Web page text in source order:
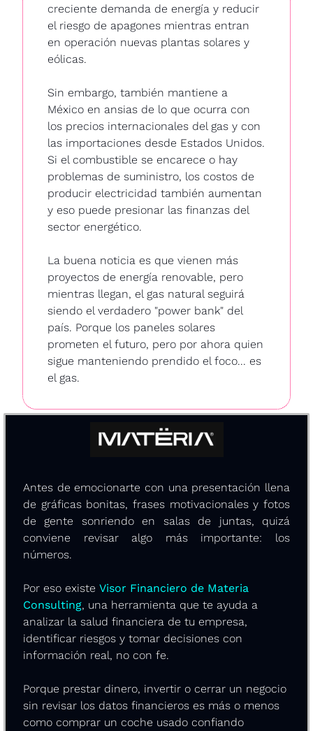
creciente demanda de energía y reducir
el riesgo de apagones mientras entran
en operación nuevas plantas solares y
eólicas.
Sin embargo, también mantiene a
México en ansias de lo que ocurra con
los precios internacionales del gas y con
las importaciones desde Estados Unidos.
Si el combustible se encarece o hay
problemas de suministro, los costos de
producir electricidad también aumentan
y eso puede presionar las finanzas del
sector energético.
La buena noticia es que vienen más
proyectos de energía renovable, pero
mientras llegan, el gas natural seguirá
siendo el verdadero "power bank" del
país. Porque los paneles solares
prometen el futuro, pero por ahora quien
sigue manteniendo prendido el foco... es
el gas.
Antes de emocionarte con una presentación llena
de gráficas bonitas, frases motivacionales y fotos
de gente sonriendo en salas de juntas, quizá
conviene revisar algo más importante: los
números.
Por eso existe Visor Financiero de Materia
Consulting, una herramienta que te ayuda a
analizar la salud financiera de tu empresa,
identificar riesgos y tomar decisiones con
información real, no con fe.
Porque prestar dinero, invertir o cerrar un negocio
sin revisar los datos financieros es más o menos
como comprar un coche usado confiando